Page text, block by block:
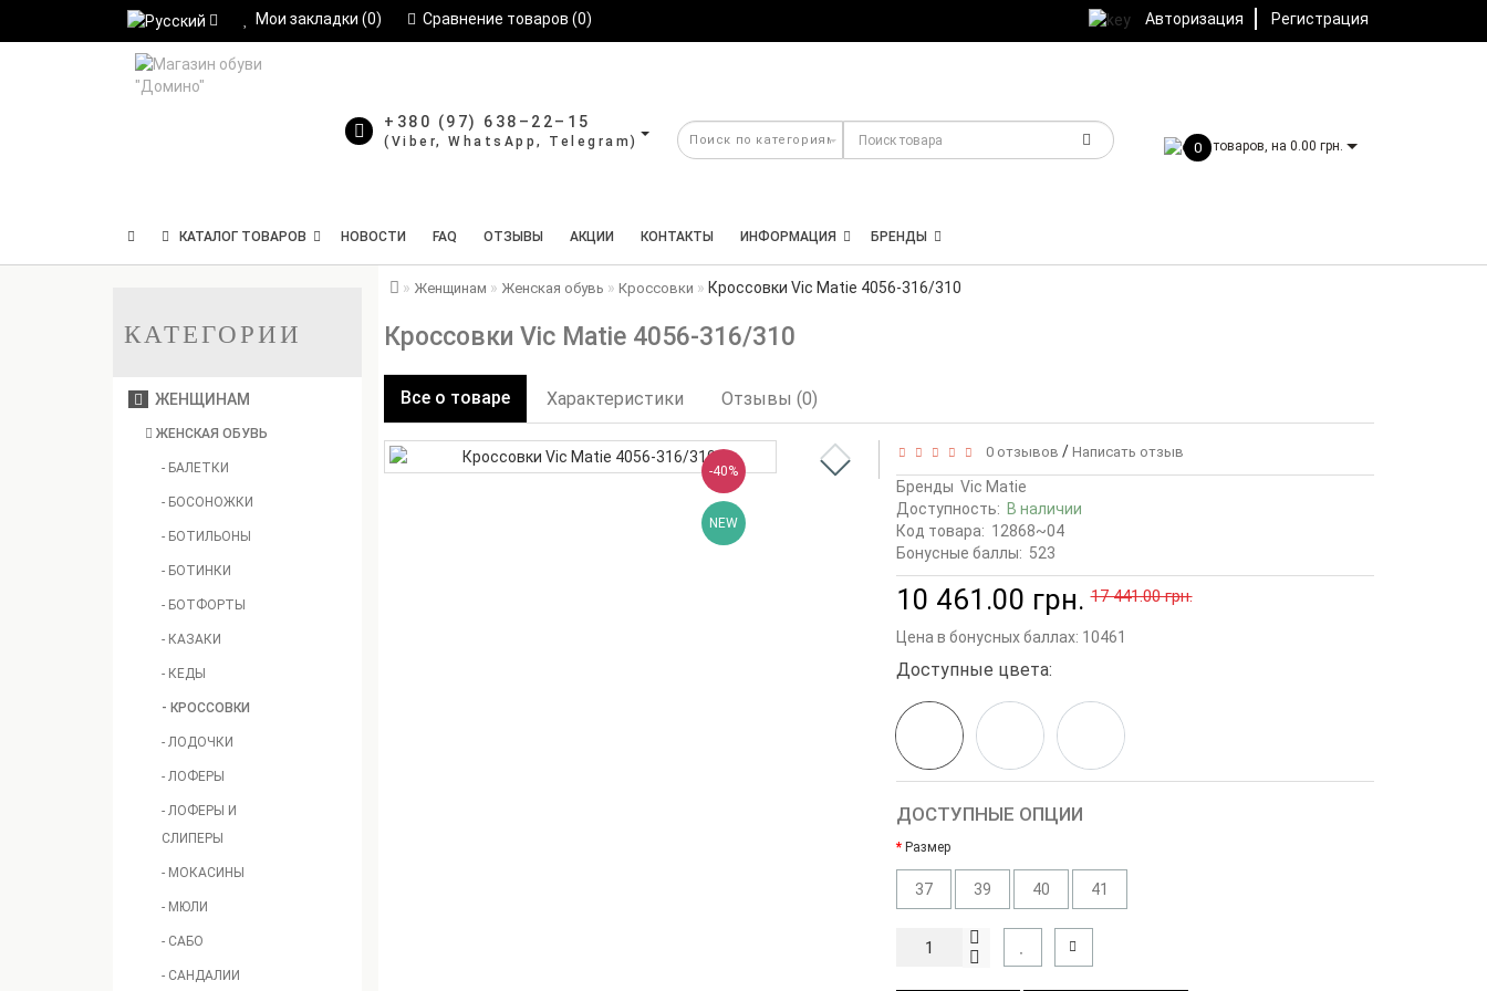
Мои закладки (0) Сравнение товаров (0) Авторизация Регистрация
+380 (97) 638–22–15
0 товаров, на 0.00 грн.
КАТАЛОГ ТОВАРОВ НОВОСТИ FAQ ОТЗЫВЫ АКЦИИ КОНТАКТЫ ИНФОРМАЦИЯ БРЕНДЫ
КАТЕГОРИИ
ЖЕНЩИНАМ
ЖЕНСКАЯ ОБУВЬ
- БАЛЕТКИ
- БОСОНОЖКИ
- БОТИЛЬОНЫ
- БОТИНКИ
- БОТФОРТЫ
- КАЗАКИ
- КЕДЫ
- КРОССОВКИ
- ЛОДОЧКИ
- ЛОФЕРЫ
- ЛОФЕРЫ И
СЛИПЕРЫ
- МОКАСИНЫ
- МЮЛИ
- САБО
- САНДАЛИИ
Женщинам Женская обувь Кроссовки Кроссовки Vic Matie 4056-316/310
Кроссовки Vic Matie 4056-316/310
Все о товаре Характеристики Отзывы (0)
-40%
NEW
0 отзывов / Написать отзыв
Бренды Vic Matie
Доступность: В наличии
Код товара: 12868~04
Бонусные баллы: 523
10 461.00 грн. 17 441.00 грн.
Цена в бонусных баллах: 10461
Доступные цвета:
ДОСТУПНЫЕ ОПЦИИ
Размер
37 39 40 41